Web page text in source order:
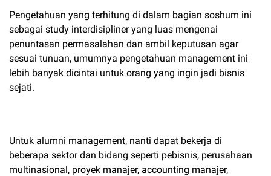
Pengetahuan yang terhitung di dalam bagian soshum ini
sebagai study interdisipliner yang luas mengenai
penuntasan permasalahan dan ambil keputusan agar
sesuai tunuan, umumnya pengetahuan management ini
lebih banyak dicintai untuk orang yang ingin jadi bisnis
sejati.
Untuk alumni management, nanti dapat bekerja di
beberapa sektor dan bidang seperti pebisnis, perusahaan
multinasional, proyek manajer, accounting manajer,